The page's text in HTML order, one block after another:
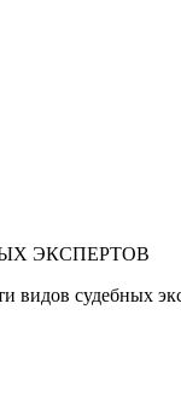
ЭКСПЕРТОВ
видов судебных